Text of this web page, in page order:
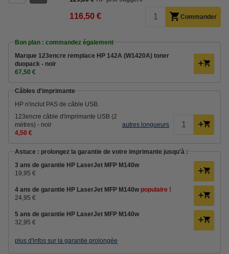
116,50 € Commander
Bon plan : commandez également
Marque 123encre remplace HP 142A (W1420A) toner
duopack - noir
67,50 €
Câbles d'imprimante
HP n'inclut PAS de câble USB.
123encre câble d'imprimante USB (2
mètres) - noir
4,50 €
autres longueurs
Astuce : prolongez la garantie de votre imprimante jusqu'à :
3 ans de garantie HP LaserJet MFP M140w
19,95 €
4 ans de garantie HP LaserJet MFP M140w populaire !
24,95 €
5 ans de garantie HP LaserJet MFP M140w
32,95 €
plus d'infos sur la garantie prolongée